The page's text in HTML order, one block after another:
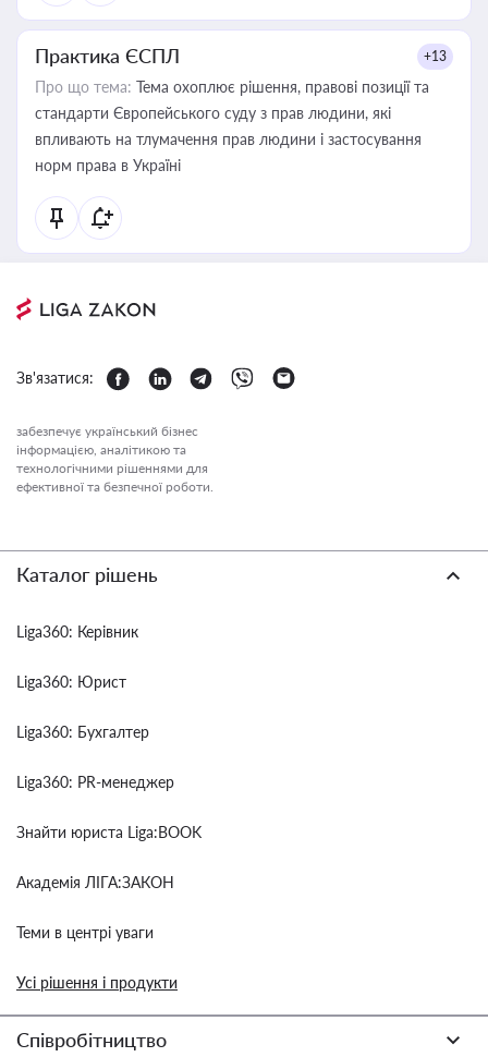
Практика ЄСПЛ +13
Про що тема: Тема охоплює рішення, правові позиції та
стандарти Європейського суду з прав людини, які
впливають на тлумачення прав людини і застосування
норм права в Україні
Зв'язатися:
забезпечує український бізнес
інформацією, аналітикою та
технологічними рішеннями для
ефективної та безпечної роботи.
Каталог рішень
Liga360: Керівник
Liga360: Юрист
Liga360: Бухгалтер
Liga360: PR-менеджер
Знайти юриста Liga:BOOK
Академія ЛІГА:ЗАКОН
Теми в центрі уваги
Усі рішення і продукти
Співробітництво